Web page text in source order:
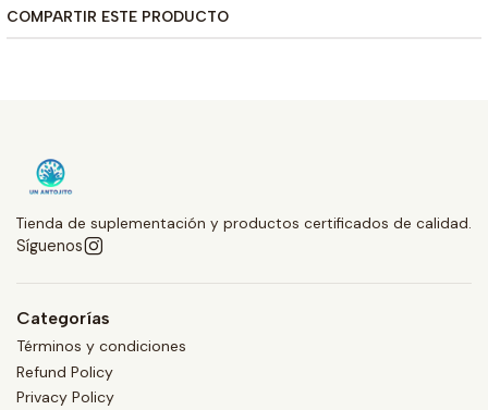
COMPARTIR ESTE PRODUCTO
Tienda de suplementación y productos certificados de calidad.
Síguenos
Categorías
Términos y condiciones
Refund Policy
Privacy Policy